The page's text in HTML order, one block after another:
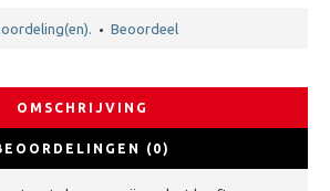
• Beoordeel
OMSCHRIJVING
(0)